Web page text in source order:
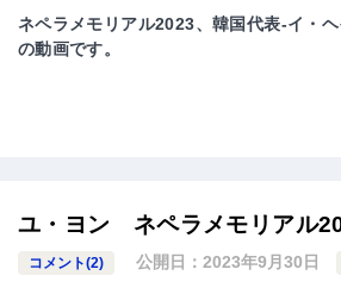
ネペラメモリアル2023、韓国代表-イ・
の動画です。
ユ・ヨン ネペラメモリアル
コメント(2) 公開日：2023年9月30日